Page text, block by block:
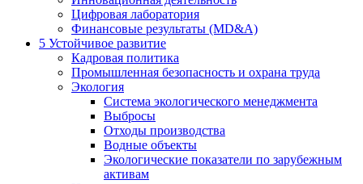
Цифровая лаборатория
Финансовые результаты (MD&A)
5 Устойчивое развитие
Кадровая политика
Промышленная безопасность и охрана труда
Экология
Система экологического менеджмента
Выбросы
Отходы производства
Водные объекты
Экологические показатели по зарубежным
активам